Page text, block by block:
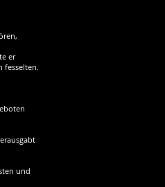
er
fesselten.
und